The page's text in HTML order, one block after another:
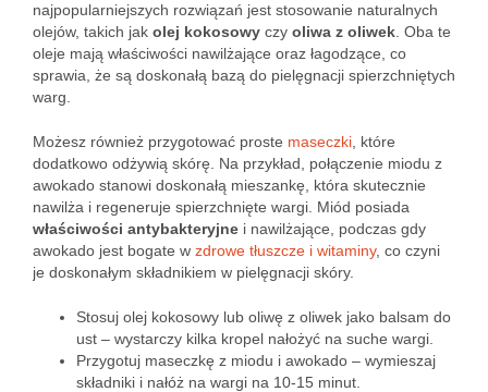
najpopularniejszych rozwiązań jest stosowanie naturalnych
olejów, takich jak olej kokosowy czy oliwa z oliwek . Oba te
oleje mają właściwości nawilżające oraz łagodzące, co
sprawia, że są doskonałą bazą do pielęgnacji spierzchniętych
warg.
Możesz również przygotować proste maseczki , które
dodatkowo odżywią skórę. Na przykład, połączenie miodu z
awokado stanowi doskonałą mieszankę, która skutecznie
nawilża i regeneruje spierzchnięte wargi. Miód posiada
właściwości antybakteryjne i nawilżające, podczas gdy
awokado jest bogate w zdrowe tłuszcze i witaminy, co czyni
je doskonałym składnikiem w pielęgnacji skóry.
Stosuj olej kokosowy lub oliwę z oliwek jako balsam do
ust – wystarczy kilka kropel nałożyć na suche wargi.
Przygotuj maseczkę z miodu i awokado – wymieszaj
składniki i nałóż na wargi na 10-15 minut.